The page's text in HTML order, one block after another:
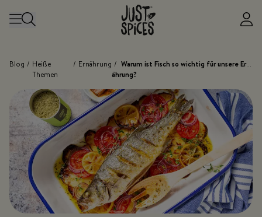
Blog / Heiße
Themen
/ Ernährung / Warum ist Fisch so wichtig für unsere Ern
ährung?